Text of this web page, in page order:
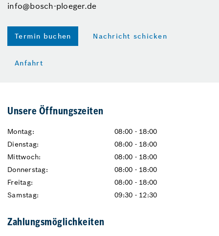
info@bosch-ploeger.de
Termin buchen Nachricht schicken
Anfahrt
Unsere Öffnungszeiten
Montag:
08:00 - 18:00
Dienstag:
08:00 - 18:00
Mittwoch:
08:00 - 18:00
Donnerstag:
08:00 - 18:00
Freitag:
08:00 - 18:00
Samstag:
09:30 - 12:30
Zahlungsmöglichkeiten